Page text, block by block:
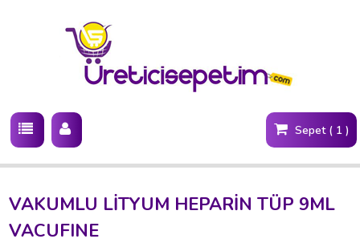
Sepet ( 1 )
VAKUMLU LİTYUM HEPARİN TÜP 9ML
VACUFINE